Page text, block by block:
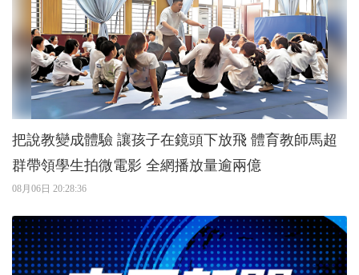
把說教變成體驗 讓孩子在鏡頭下放飛 體育教師馬超
群帶領學生拍微電影 全網播放量逾兩億
08月06日 20:28:36